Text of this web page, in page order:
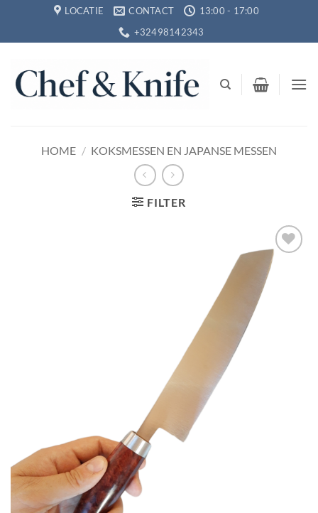
inhoud
LOCATIE CONTACT
13:00 - 17:00
+32498142343
HOME / KOKSMESSEN EN JAPANSE MESSEN
FILTER
Toevoegen
aan
verlanglijst